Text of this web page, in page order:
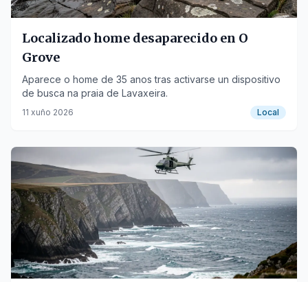
Localizado home desaparecido en O
Grove
Aparece o home de 35 anos tras activarse un dispositivo
de busca na praia de Lavaxeira.
11 xuño 2026 Local